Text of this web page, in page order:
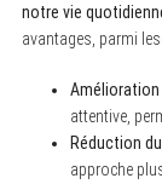
notre vie
avantages, parmi
attentive,
Réduction
approche